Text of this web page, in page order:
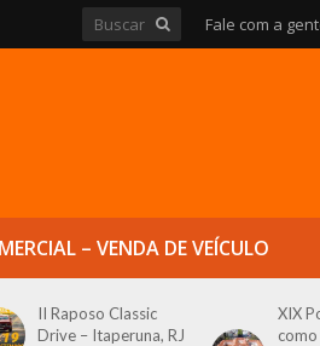
Fale com a
– VENDA DE VEÍCULO
II Raposo Classic
Drive – Itaperuna, RJ
XIX